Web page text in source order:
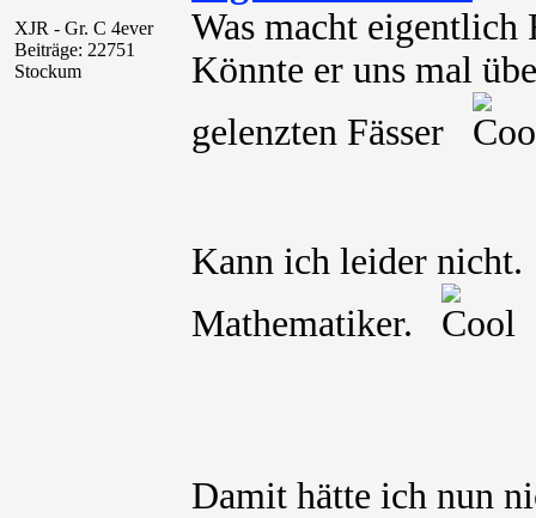
XJR - Gr. C 4ever
Beiträge: 22751
Stockum
Was macht eigentlich
Könnte er uns mal
gelenzten Fässer
Kann ich leider nicht.
Mathematiker.
Damit hätte ich nun